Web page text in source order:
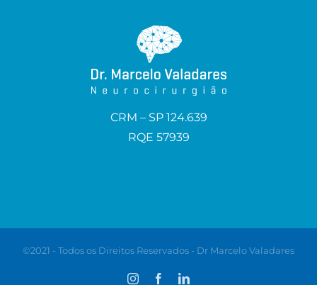
CRM – SP 124.639
RQE 57939
©2021 - Todos os Direitos Reservados - Dr Marcelo Valadares
InstagramFacebookLinkedIn